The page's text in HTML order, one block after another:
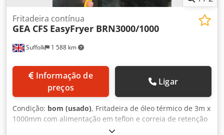
Suffolk 1 588 km
Fritadeira contínua
GEA CFS EasyFryer BRN3000/1000
preços
Ligar
Condição: bom (usado), Fritadeira de óleo térmico de 3m x
1000mm com alimentação em teflon e correia de retenção
superior. Codpfxoq Iq Nbe Ahlerf